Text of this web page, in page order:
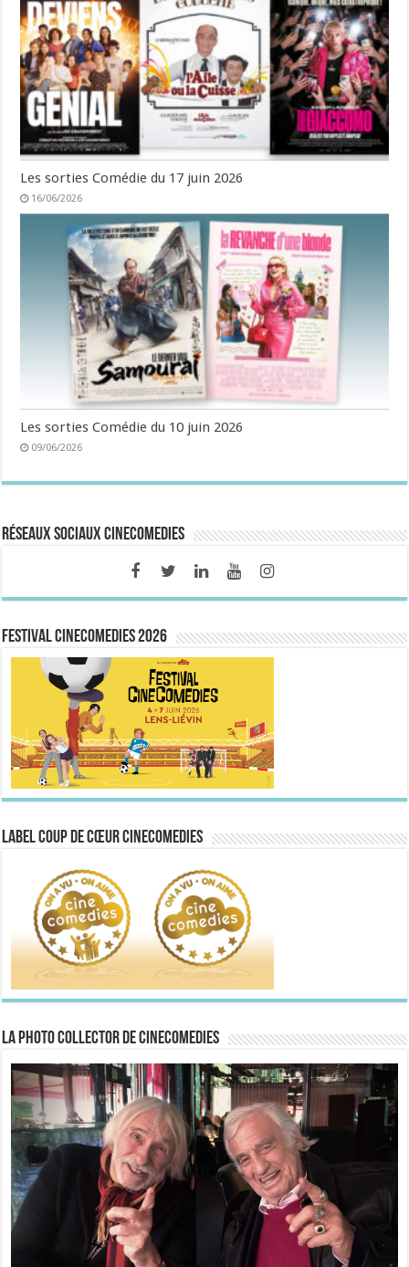
Les sorties Comédie du 17 juin 2026
16/06/2026
Les sorties Comédie du 10 juin 2026
09/06/2026
Réseaux sociaux CineComedies
FESTIVAL CINECOMEDIES 2026
Label Coup de Cœur CineComedies
La Photo collector de CineComedies